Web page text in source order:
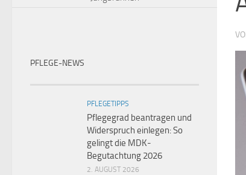
PFLEGE-NEWS
PFLEGETIPPS
Pflegegrad beantragen und
Widerspruch einlegen: So
gelingt die MDK-
Begutachtung 2026
2. AUGUST 2026